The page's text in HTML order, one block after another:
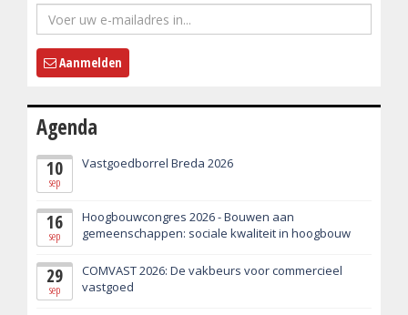
Aanmelden
Agenda
10
sep
Vastgoedborrel Breda 2026
16
sep
Hoogbouwcongres 2026 - Bouwen aan
gemeenschappen: sociale kwaliteit in hoogbouw
29
sep
COMVAST 2026: De vakbeurs voor commercieel
vastgoed